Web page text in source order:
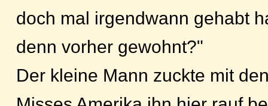
doch mal irgendwann gehabt
denn vorher gewohnt?"
Der kleine Mann zuckte mit